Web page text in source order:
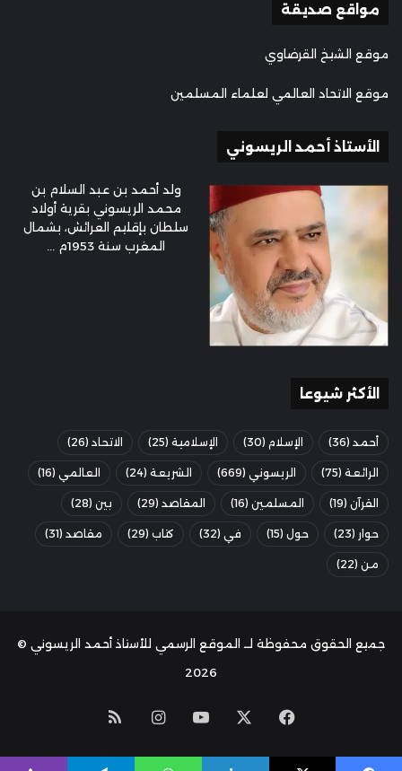
مواقع صديقة
موقع الشيخ القرضاوي
موقع الاتحاد العالمي لعلماء المسلمين
الأستاذ أحمد الريسوني
ولد أحمد بن عبد السلام بن
محمد الريسوني بقرية أولاد
سلطان بإقليم العرائش، بشمال
المغرب سنة 1953م ...
الأكثر شيوعا
أحمد (36) الإسلام (30) الإسلامية (25) الاتحاد (26)
الرائعة (75) الريسوني (669) الشريعة (24) العالمي (16)
القرآن (19) المسلمين (16) المقاصد (29) بين (28)
حوار (23) حول (15) في (32) كتاب (29) مقاصد (31)
من (22)
جميع الحقوق محفوظة لــ الموقع الرسمي للأستاذ أحمد الريسوني ©
2026
فيسبوك ‫YouTubeانستقرامملخص
الموقع